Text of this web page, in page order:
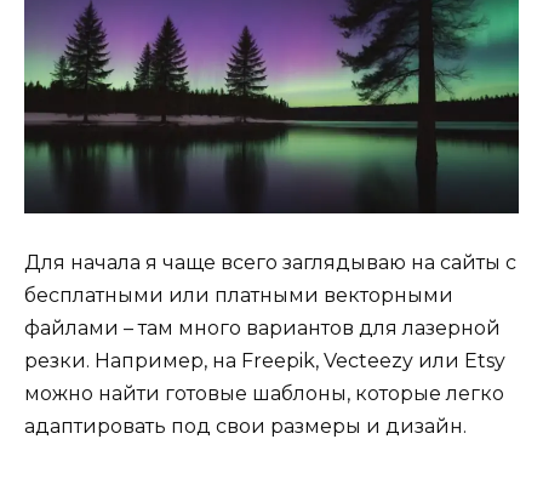
Для начала я чаще всего заглядываю на сайты с
бесплатными или платными векторными
файлами – там много вариантов для лазерной
резки. Например, на Freepik, Vecteezy или Etsy
можно найти готовые шаблоны, которые легко
адаптировать под свои размеры и дизайн.